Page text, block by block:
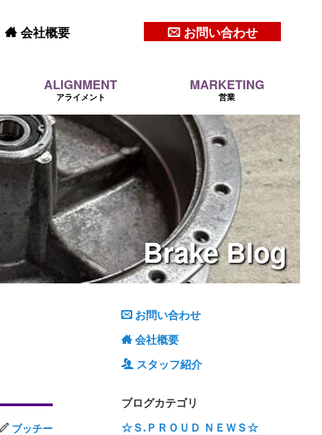
会社概要 お問い合わせ
ALIGNMENT
アライメント
MARKETING
営業
BrakeBlog
ブッチー
お問い合わせ
会社概要
スタッフ紹介
ブログカテゴリ
☆Ｓ.ＰＲＯＵＤ ＮＥＷＳ☆